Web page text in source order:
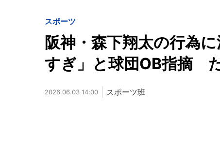
スポーツ
阪神・森下翔太の行為
すぎ」と球団OB指摘
2026.06.03 14:00 スポーツ班